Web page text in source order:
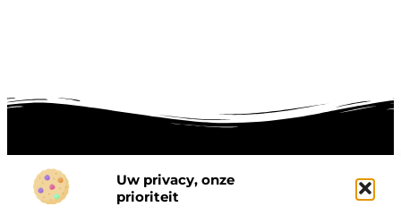
Uw privacy, onze
prioriteit
Onze informatie